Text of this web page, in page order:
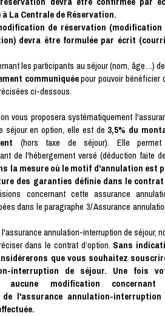
La Centrale de Réservation.
de réservation (modification
devra être formulée par écrit
les participants au séjour (nom, âge…)
communiquéepour pouvoir bénéficier
ci-dessous.
vous proposera systématiquement
séjour en option, elle est de 3,5% du
(hors taxe de séjour). Elle
de l'hébergement versé (déduction faite
la mesure où le motif d'annulation est
des garanties définie dans le
concernant cette assurance
dans le paragraphe 3/ Assurance
annulation-interruption de séjour,
dans le contrat d’option. Sans
que vous souhaitez
interruption de séjour. Une fois
aucune modification
l'assurance annulation-interruption